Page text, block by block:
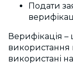
Подати
Верифікація –
використання
використані